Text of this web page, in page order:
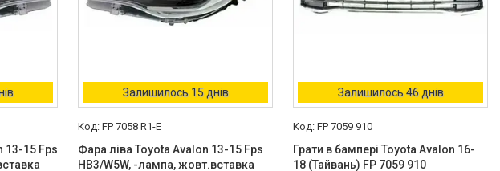
13-15 Fps
Залишилось 15 днів
FP 7058 R1-E
Фара ліва Toyota Avalon 13-15 Fps
HB3/W5W, -лампа, жовт.вставка
Залишилось 46 днів
FP 7059 910
Грати в бампері Toyota Avalon 16-
18 (Тайвань) FP 7059 910